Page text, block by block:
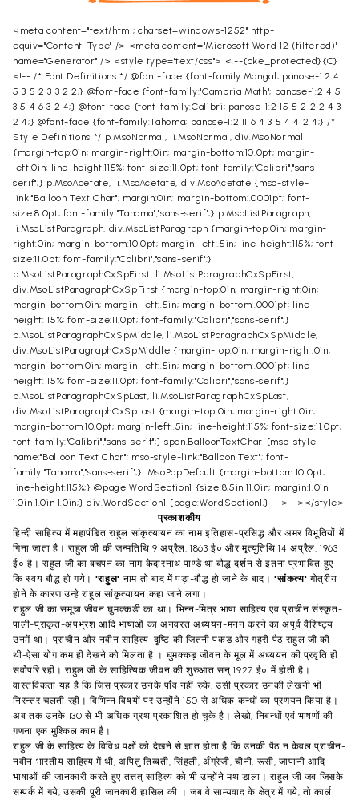
<meta content="text/html; charset=windows-1252" http-
equiv="Content-Type" /> <meta content="Microsoft Word 12 (filtered)"
name="Generator" /> <style type="text/css"> <!--{cke_protected}{C}
<!-- /* Font Definitions */ @font-face {font-family:Mangal; panose-1:2 4
5 3 5 2 3 3 2 2;} @font-face {font-family:"Cambria Math"; panose-1:2 4 5
3 5 4 6 3 2 4;} @font-face {font-family:Calibri; panose-1:2 15 5 2 2 2 4 3
2 4;} @font-face {font-family:Tahoma; panose-1:2 11 6 4 3 5 4 4 2 4;} /*
Style Definitions */ p.MsoNormal, li.MsoNormal, div.MsoNormal
{margin-top:0in; margin-right:0in; margin-bottom:10.0pt; margin-
left:0in; line-height:115%; font-size:11.0pt; font-family:"Calibri","sans-
serif";} p.MsoAcetate, li.MsoAcetate, div.MsoAcetate {mso-style-
link:"Balloon Text Char"; margin:0in; margin-bottom:.0001pt; font-
size:8.0pt; font-family:"Tahoma","sans-serif";} p.MsoListParagraph,
li.MsoListParagraph, div.MsoListParagraph {margin-top:0in; margin-
right:0in; margin-bottom:10.0pt; margin-left:.5in; line-height:115%; font-
size:11.0pt; font-family:"Calibri","sans-serif";}
p.MsoListParagraphCxSpFirst, li.MsoListParagraphCxSpFirst,
div.MsoListParagraphCxSpFirst {margin-top:0in; margin-right:0in;
margin-bottom:0in; margin-left:.5in; margin-bottom:.0001pt; line-
height:115%; font-size:11.0pt; font-family:"Calibri","sans-serif";}
p.MsoListParagraphCxSpMiddle, li.MsoListParagraphCxSpMiddle,
div.MsoListParagraphCxSpMiddle {margin-top:0in; margin-right:0in;
margin-bottom:0in; margin-left:.5in; margin-bottom:.0001pt; line-
height:115%; font-size:11.0pt; font-family:"Calibri","sans-serif";}
p.MsoListParagraphCxSpLast, li.MsoListParagraphCxSpLast,
div.MsoListParagraphCxSpLast {margin-top:0in; margin-right:0in;
margin-bottom:10.0pt; margin-left:.5in; line-height:115%; font-size:11.0pt;
font-family:"Calibri","sans-serif";} span.BalloonTextChar {mso-style-
name:"Balloon Text Char"; mso-style-link:"Balloon Text"; font-
family:"Tahoma","sans-serif";} .MsoPapDefault {margin-bottom:10.0pt;
line-height:115%;} @page WordSection1 {size:8.5in 11.0in; margin:1.0in
1.0in 1.0in 1.0in;} div.WordSection1 {page:WordSection1;} -->--></style>
प्रकाशकीय
हिन्दी साहित्य में महापंडित राहुल सांकृत्यायन का नाम इतिहास-प्रसिद्ध और अमर विभूतियों में
गिना जाता है। राहुल जी की जन्मतिथि 9अप्रैल, 1863ई० और मृत्युतिथि 14अप्रैल, 1963
ई० है। राहुल जी का बचपन का नाम केदारनाथ पाण्डे था बौद्ध दर्शन से इतना प्रभावित हुए
कि स्वय बौद्ध हो गये। 'राहुल' नाम तो बाद में पड़ा-बौद्ध हो जाने के बाद। 'सांकत्य' गोत्रीय
होने के कारण उन्हे राहुल सांकृत्यायन कहा जाने लगा।
राहुल जी का समूचा जीवन घुमक्कडी का था। भिन्न-मित्र भाषा साहित्य एव प्राचीन संस्कृत-
पाली-प्राकृत-अपभ्रश आदि भाषाओं का अनवरत अध्ययन-मनन करने का अपूर्व वैशिष्ट्य
उनमें था। प्राचीन और नवीन साहित्य-दृष्टि की जितनी पकड और गहरी पैठ राहुल जी की
थी-ऐसा योग कम ही देखने को मिलता है । घुमक्कड़ जीवन के मूल में अध्ययन की प्रवृति ही
सर्वोपरि रही। राहुल जी के साहित्यिक जीवन की शुरुआत सन् 1927 ई० में होती है।
वास्तविकता यह है कि जिस प्रकार उनके पाँव नहीं रुके,उसी प्रकार उनकी लेखनी भी
निरन्तर चलती रही। विभिन्न विषयों पर उन्होंने 150 से अधिक कन्धों का प्रणयन किया है।
अब तक उनके 130से भी अधिक ग्रथ प्रकाशित हो चुके है। लेखो, निबन्धों एवं भाषणों की
गणना एक मुश्किल काम है।
राहुल जी के साहित्य के विविध पक्षों को देखने से ज्ञात होता है कि उनकी पैठ न केवल प्राचीन-
नवीन भारतीय साहित्य में थी,अपितु तिब्बती, सिंहली,अँग्रेजी,चीनी, रूसी,जापानी आदि
भाषाओं की जानकारी करते हुए तत्तत् साहित्य को भी उन्होंने मथ डाला। राहुल जी जब जिसके
सम्पर्क में गये,उसकी पूरी जानकारी हासिल की । जब वे साम्यवाद के क्षेत्र में गये,तो कार्ल